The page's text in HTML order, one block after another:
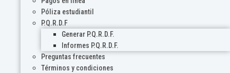
Póliza estudiantil
P.Q.R.D.F
Generar P.Q.R.D.F.
Informes P.Q.R.D.F.
Preguntas frecuentes
Términos y condiciones